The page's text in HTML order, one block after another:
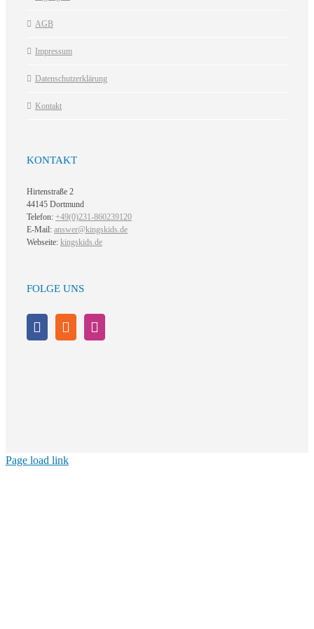
AGB
Impressum
Datenschutzerklärung
Kontakt
KONTAKT
Hirtenstraße 2
44145 Dortmund
Telefon: +49(0)231-860239120
E-Mail: answer@kingskids.de
Webseite: kingskids.de
FOLGE UNS
Page load link